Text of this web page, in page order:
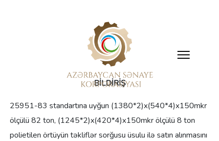
BİLDİRİŞ
25951-83 standartına uyğun (1380*2)x(540*4)x150mkr
ölçülü 82 ton, (1245*2)x(420*4)x150mkr ölçülü 8 ton
polietilen örtüyün təkliflər sorğusu üsulu ilə satın alınmasını